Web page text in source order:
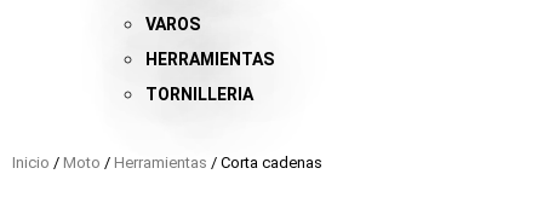
VAROS
HERRAMIENTAS
TORNILLERIA
Inicio / Moto / Herramientas / Corta cadenas